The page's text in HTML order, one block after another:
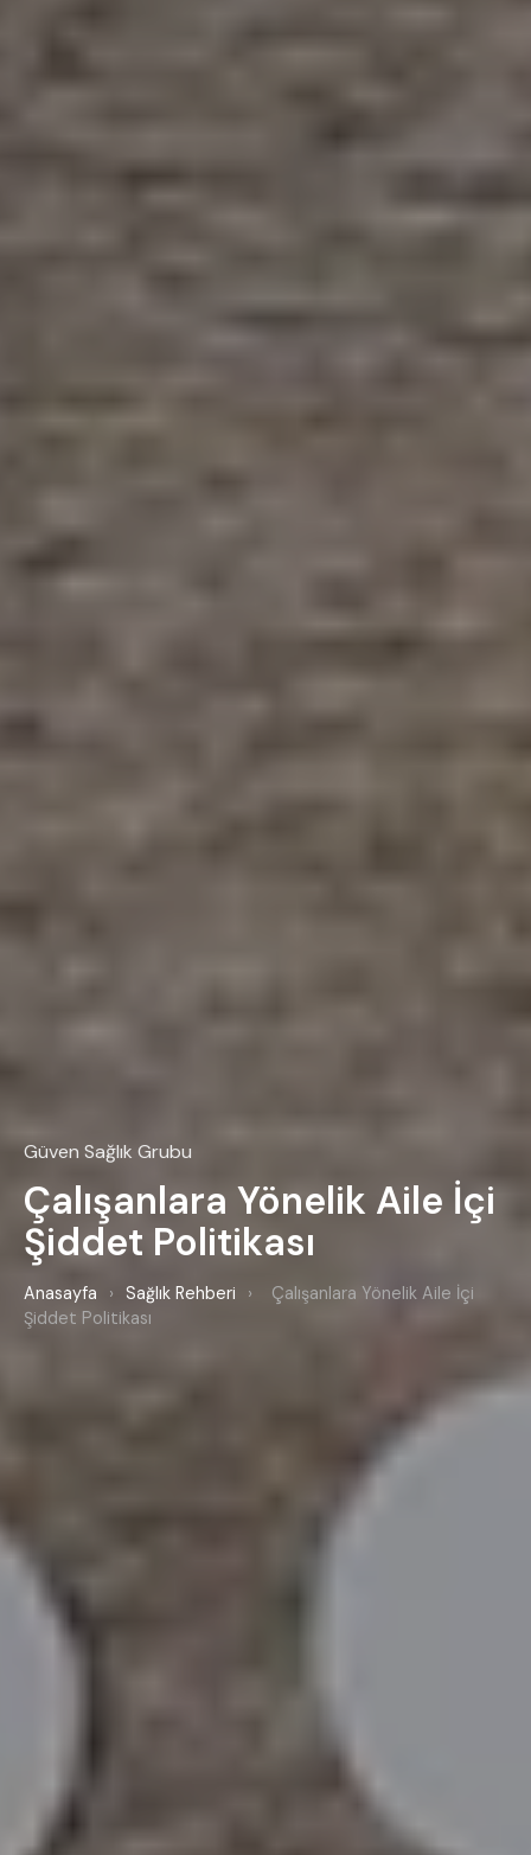
Güven Sağlık Grubu
Çalışanlara Yönelik Aile İçi
Şiddet Politikası
Anasayfa › Sağlık Rehberi ›
Çalışanlara Yönelik Aile İçi
Şiddet Politikası